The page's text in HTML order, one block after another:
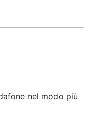
nel modo più